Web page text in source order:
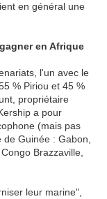
en général une
en Afrique
l'un avec le
% Piriou et 45 %
propriétaire
a pour
(mais pas
Guinée : Gabon,
Brazzaville,
leur marine",